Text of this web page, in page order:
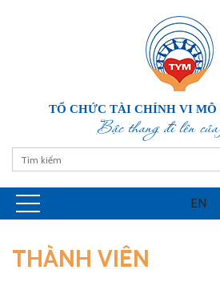
TỔ CHỨC TÀI CHÍNH VI
Bậc thang đi lên
EN
THÀNH VIÊN